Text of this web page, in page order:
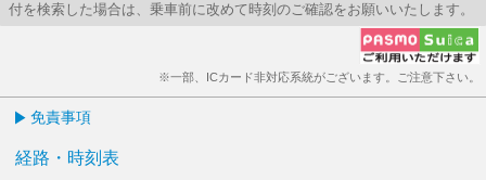
付を検索した場合は、乗車前に改めて時刻のご確認をお願いいたします。
※一部、ICカード非対応系統がございます。ご注意下さい。
免責事項
経路・時刻表